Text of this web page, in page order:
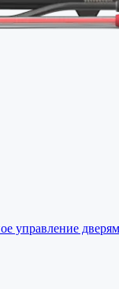
управление